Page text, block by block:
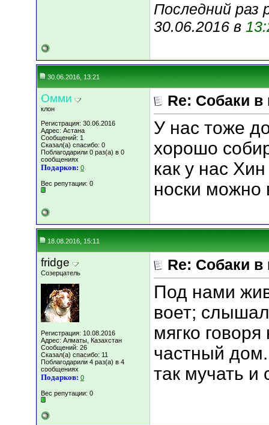
Последний раз
30.06.2016 в
30.06.2016, 13:21
Омми
клон
Регистрация: 30.06.2016
Адрес: Астана
Сообщений: 1
Сказал(а) спасибо: 0
Поблагодарили 0 раз(а) в 0
сообщениях
Подарков: 0
Вес репутации: 0
Re: Собаки в
У нас тоже
хорошо
как у нас
носки можно
18.08.2016, 15:11
fridge
Созерцатель
Регистрация: 10.08.2016
Адрес: Алматы, Казахстан
Сообщений: 26
Сказал(а) спасибо: 11
Поблагодарили 4 раз(а) в 4
сообщениях
Подарков: 0
Вес репутации: 0
Re: Собаки в
Под нами
воет;
мягко
частный
так мучать и